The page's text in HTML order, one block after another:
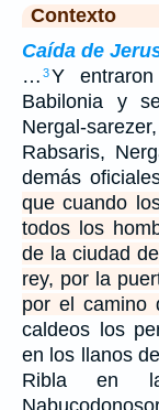
Contexto
Caída de
… 3Y
Babilonia y
Nergal-
Rabsaris,
demás
que cuando
todos los
de la ciudad
rey, por la
por el camino
caldeos los
en los llanos
Ribla en